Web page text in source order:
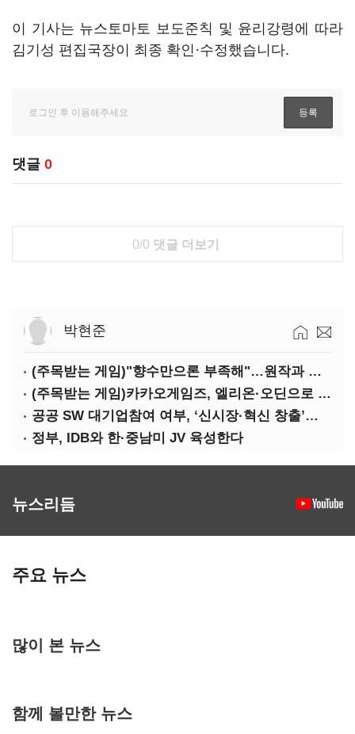
이 기사는 뉴스토마토 보도준칙 및 윤리강령에 따라
김기성 편집국장이 최종 확인·수정했습니다.
댓글 0
0/0 댓글 더보기
박현준
(주목받는 게임)"향수만으론 부족해"…원작과 차별화 성공한 '리니지M'
(주목받는 게임)카카오게임즈, 엘리온·오딘으로 MMORPG 투트랙 공세
공공 SW 대기업참여 여부, ‘신시장·혁신 창출’도 평가한다
정부, IDB와 한·중남미 JV 육성한다
뉴스리듬
주요 뉴스
많이 본 뉴스
함께 볼만한 뉴스